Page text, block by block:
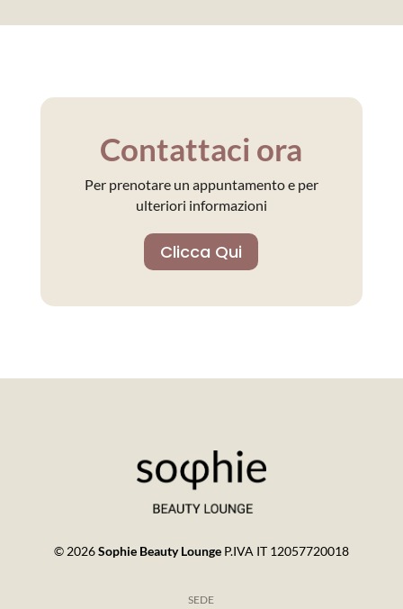
Contattaci ora
Per prenotare un appuntamento e per
ulteriori informazioni
Clicca Qui
© 2026Sophie Beauty LoungeP.IVA IT 12057720018
SEDE